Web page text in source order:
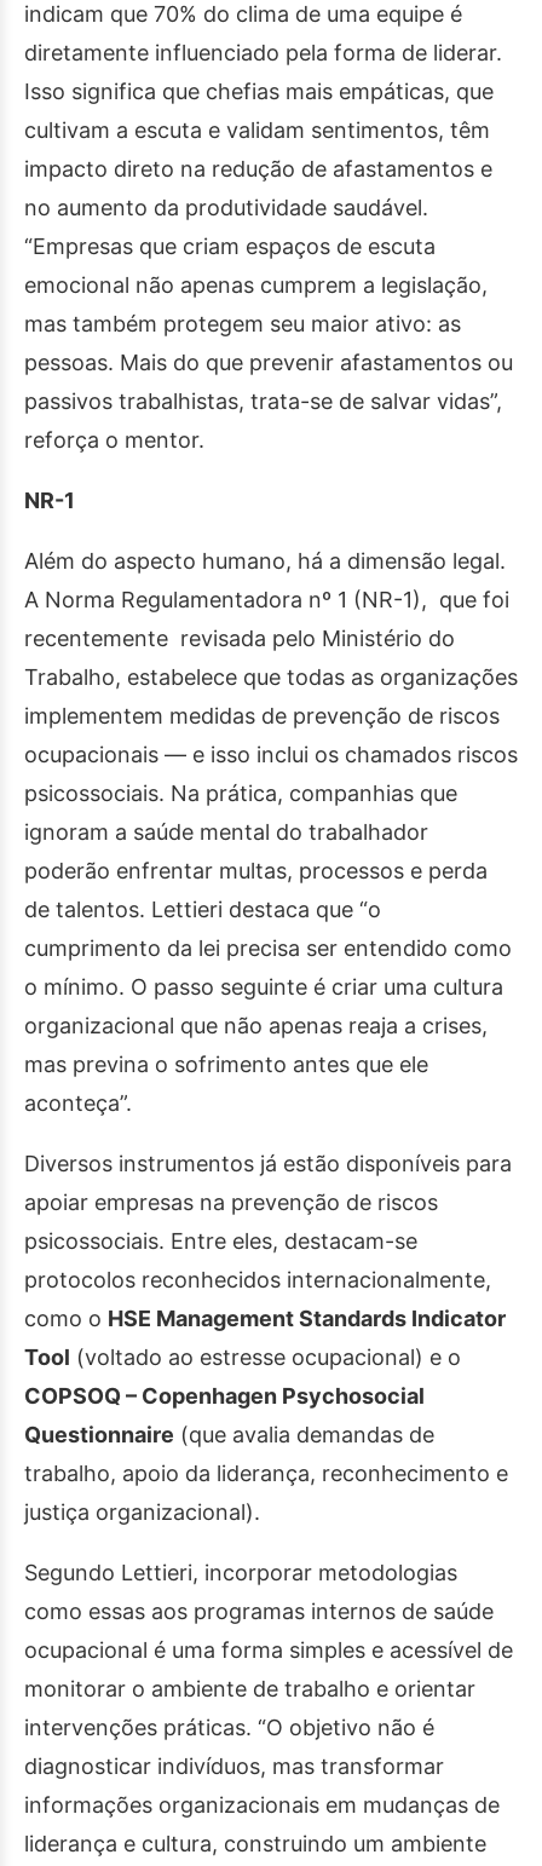
indicam que 70% do clima de uma equipe é
diretamente influenciado pela forma de liderar.
Isso significa que chefias mais empáticas, que
cultivam a escuta e validam sentimentos, têm
impacto direto na redução de afastamentos e
no aumento da produtividade saudável.
“Empresas que criam espaços de escuta
emocional não apenas cumprem a legislação,
mas também protegem seu maior ativo: as
pessoas. Mais do que prevenir afastamentos ou
passivos trabalhistas, trata-se de salvar vidas”,
reforça o mentor.
NR-1
Além do aspecto humano, há a dimensão legal.
A Norma Regulamentadora nº 1 (NR-1), que foi
recentemente revisada pelo Ministério do
Trabalho, estabelece que todas as organizações
implementem medidas de prevenção de riscos
ocupacionais — e isso inclui os chamados riscos
psicossociais. Na prática, companhias que
ignoram a saúde mental do trabalhador
poderão enfrentar multas, processos e perda
de talentos. Lettieri destaca que “o
cumprimento da lei precisa ser entendido como
o mínimo. O passo seguinte é criar uma cultura
organizacional que não apenas reaja a crises,
mas previna o sofrimento antes que ele
aconteça”.
Diversos instrumentos já estão disponíveis para
apoiar empresas na prevenção de riscos
psicossociais. Entre eles, destacam-se
protocolos reconhecidos internacionalmente,
como o HSE Management Standards Indicator
Tool (voltado ao estresse ocupacional) e o
COPSOQ – Copenhagen Psychosocial
Questionnaire (que avalia demandas de
trabalho, apoio da liderança, reconhecimento e
justiça organizacional).
Segundo Lettieri, incorporar metodologias
como essas aos programas internos de saúde
ocupacional é uma forma simples e acessível de
monitorar o ambiente de trabalho e orientar
intervenções práticas. “O objetivo não é
diagnosticar indivíduos, mas transformar
informações organizacionais em mudanças de
liderança e cultura, construindo um ambiente